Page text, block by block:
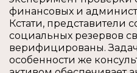
финансовых и
Кстати, представители
социальных резервов
верифицированы.
особенности же